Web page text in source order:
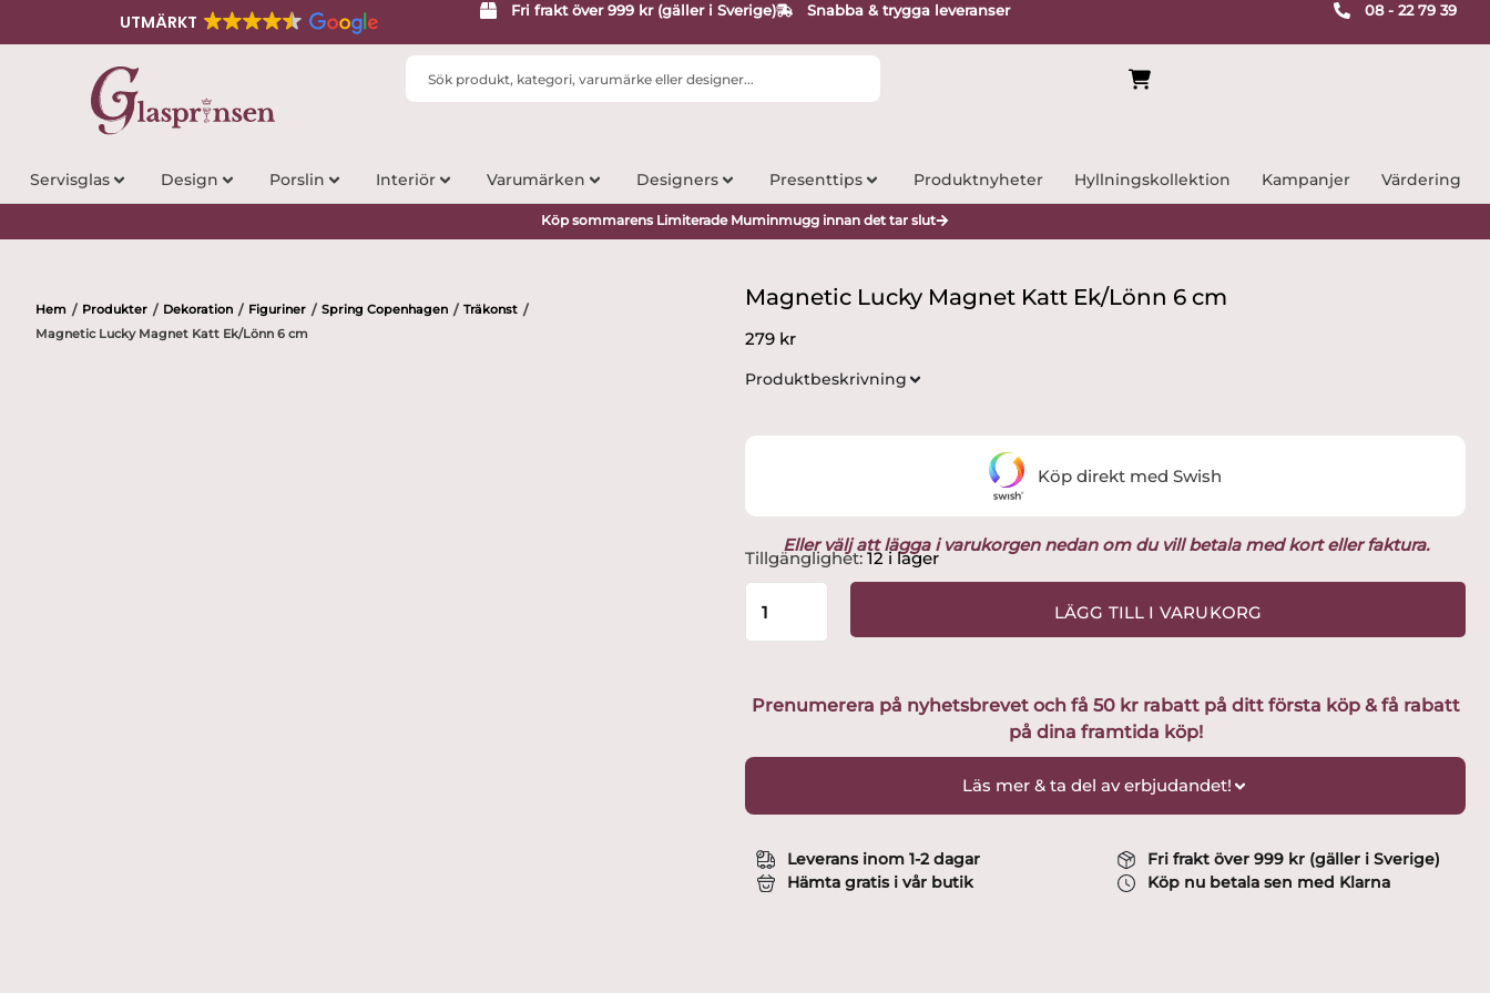
UTMÄRKT
Fri frakt över 999 kr (gäller i Sverige) Snabba & trygga leveranser 08 - 22 79 39
Search
Servisglas Design Porslin Interiör Varumärken Designers Presenttips Produktnyheter Hyllningskollektion Kampanjer Värdering
Köp sommarens Limiterade Muminmugg innan det tar slut
Hem / Produkter / Dekoration / Figuriner / Spring Copenhagen / Träkonst /
Magnetic Lucky Magnet Katt Ek/Lönn 6 cm
Magnetic Lucky Magnet Katt Ek/Lönn 6 cm
279 kr
Produktbeskrivning
Eller välj att lägga i varukorgen nedan om du vill betala med kort eller faktura.
Tillgänglighet: 12 i lager
Magnetic
Lucky
Magnet
cm
LÄGG TILL I VARUKORG
Köp direkt med Swish
Prenumerera på nyhetsbrevet och få 50 kr rabatt på ditt första köp & få rabatt
på dina framtida köp!
Läs mer & ta del av erbjudandet!
Leverans inom 1-2 dagar
Hämta gratis i vår butik
Fri frakt över 999 kr (gäller i Sverige)
Köp nu betala sen med Klarna